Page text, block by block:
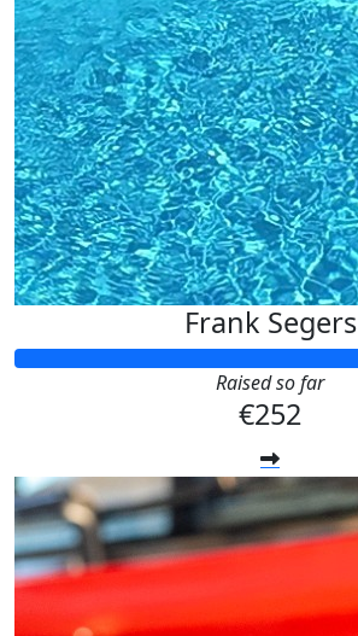
Frank Segers
Raised so far
€252